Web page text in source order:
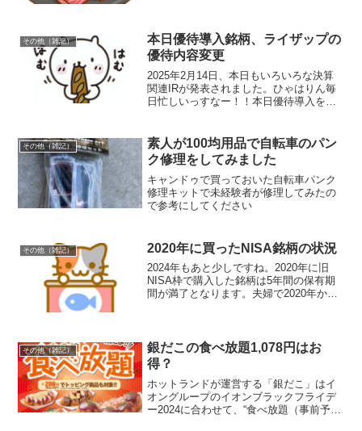
ぐ」が有名ですが、私たちは毎年牛角
で...
その他（雑記）
本日優待導入銘柄、ライザップの
優待内容変更
2025年2月14日、本日もいろいろな決算
関連IRが発表されました。ひゃはりん毎
日忙しいっすなー！！本日優待導入を発
グス（9274）毎年3月末時点の株主を対象
に以...
その他（雑記）
素人が100均用品で自転車のパン
ク修理をしてみました
キャンドゥで買っておいた自転車パンク
修理キットで未経験者が修理してみたの
で参考にしてください
その他（雑記） 2020年に買ったNISA銘柄の状況
2024年もあと少しですね。2020年に旧
NISA枠で購入した銘柄は5年間の保有期
間が満了となります。夫婦で2020年から
その他（雑記）
銀だこの食べ放題1,078円はお
得？
ホットランドが運営する「銀だこ」はイ
オングループのイオンブラックフライデ
ー2024に合わせて、“食べ放題（事前予約